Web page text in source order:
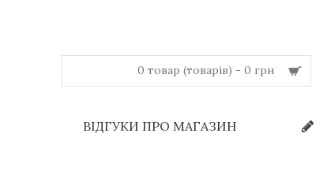
0 товар (товарів) - 0 грн
ВІДГУКИ ПРО МАГАЗИН